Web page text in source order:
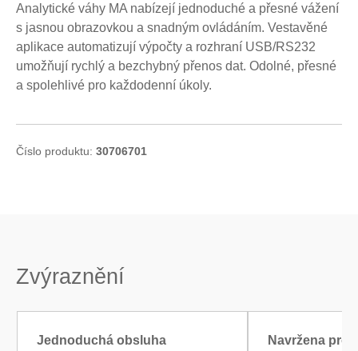
Analytické váhy MA nabízejí jednoduché a přesné vážení
s jasnou obrazovkou a snadným ovládáním. Vestavěné
aplikace automatizují výpočty a rozhraní USB/RS232
umožňují rychlý a bezchybný přenos dat. Odolné, přesné
a spolehlivé pro každodenní úkoly.
Číslo produktu: 30706701
Zvýraznění
Jednoduchá obsluha
Navržena pro